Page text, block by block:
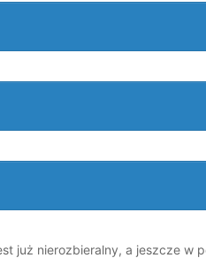
już nierozbieralny, a jeszcze w